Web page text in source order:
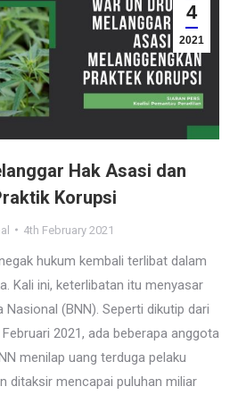
4
2021
Hak Asasi dan
Korupsi
4th February 2021
hukum kembali terlibat dalam
Kali ini, keterlibatan itu menyasar
(BNN). Seperti dikutip dari
2021, ada beberapa anggota
menilap uang terduga pelaku
ditaksir mencapai puluhan miliar